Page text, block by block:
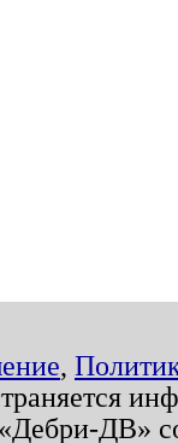
,
«Дебри-ДВ»